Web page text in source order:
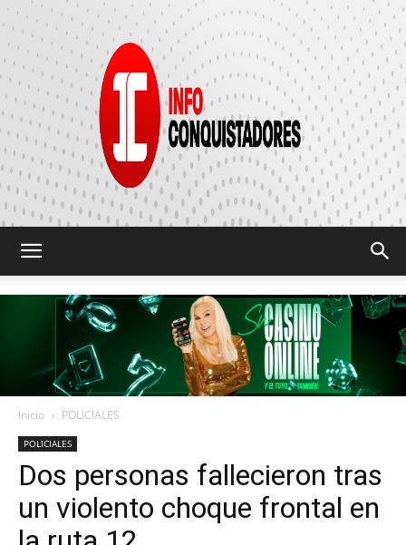
CONQUISTADORES
Inicio POLICIALES
POLICIALES
Dos personas fallecieron tras
un violento choque frontal en